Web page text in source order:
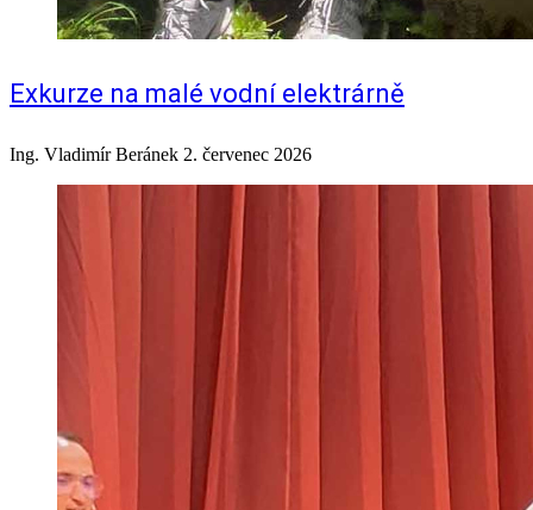
Exkurze na malé vodní elektrárně
Ing. Vladimír Beránek 2. červenec 2026